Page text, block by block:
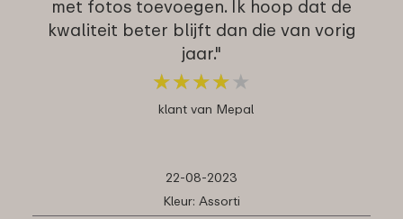
met fotos toevoegen. Ik hoop dat de
kwaliteit beter blijft dan die van vorig
jaar."
★★★★ ★
★★★★ ★
klant van Mepal
22-08-2023
Kleur: Assorti